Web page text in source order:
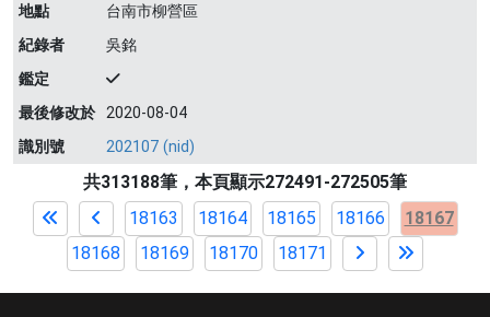
地點
台南市柳營區
紀錄者
吳銘
鑑定
最後修改於 2020-08-04
識別號
202107 (nid)
共313188筆，本頁顯示272491-272505筆
18163
18164 18165 18166
18167
18168
18169 18170 18171